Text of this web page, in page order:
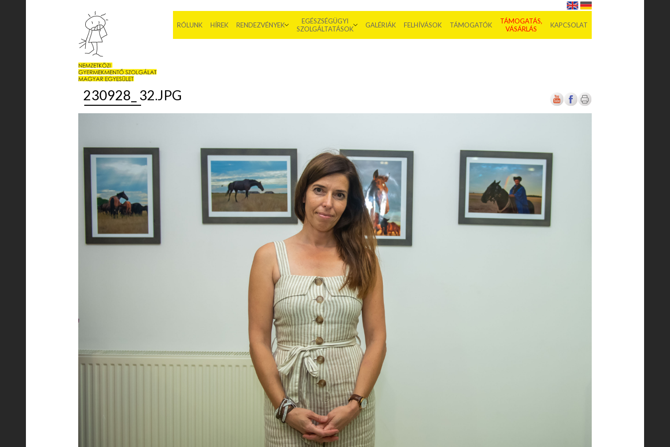
RÓLUNK HÍREK RENDEZVÉNYEK
EGÉSZSÉGÜGYI
SZOLGÁLTATÁSOK
GALÉRIÁK FELHÍVÁSOK TÁMOGATÓK
TÁMOGATÁS,
VÁSÁRLÁS
KAPCSOLAT
230928_ 32.JPG